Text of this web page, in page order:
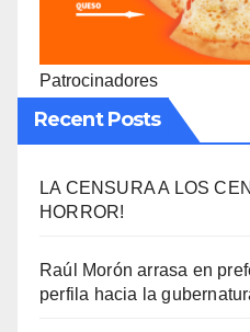
Patrocinadores
Recent Posts
LA CENSURA A LOS
HORROR!
Raúl Morón arrasa en
perfila hacia la